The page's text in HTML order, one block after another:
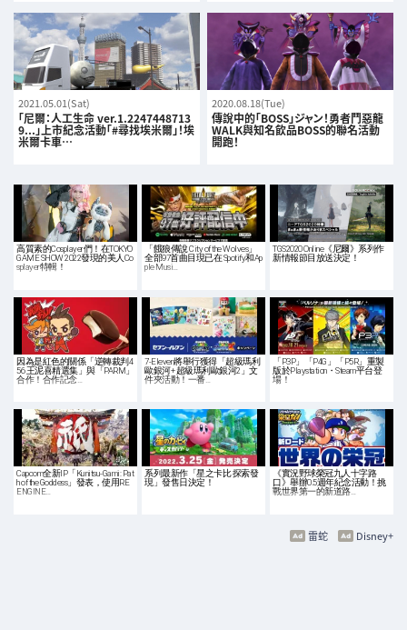
2021.05.01(Sat)
「尼爾：人工生命 ver.1.2247448713
9...」上市紀念活動「#尋找埃米爾」！埃
米爾卡車…
2020.08.18(Tue)
傳說中的「BOSS」ジャン！勇者鬥惡龍
WALK與知名飲品BOSS的聯名活動
開跑！
高質素的Cosplayer們！在TOKYO
GAME SHOW 2022發現的美人Co
splayer特輯！
「餓狼傳說 City of the Wolves」
全部97首曲目現已在 Spotify和Ap
ple Musi…
TGS2020 Online《尼爾》系列作
新情報節目放送決定！
因為是紅色的關係「逆轉裁判4
56 王泥喜精選集」與「PARM」
合作！合作記念…
7-Eleven將舉行獲得「超級瑪利
歐銀河+ 超級瑪利歐銀河2」文
件夾活動！一番…
「P3P」「P4G」「P5R」重製
版於Playstation・Steam平台登
場！
Capcom全新IP「Kunitsu-Gami: Pat
h of the Goddess」發表，使用RE
ENGINE…
系列最新作「星之卡比 探索發
現」發售日決定！
《實況野球榮冠九人十字路
口》舉辦0.5週年紀念活動！挑
戰世界第一的新道路…
Disney+
雷蛇